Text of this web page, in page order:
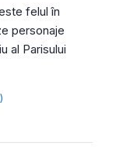
felul în
personaje
al Parisului